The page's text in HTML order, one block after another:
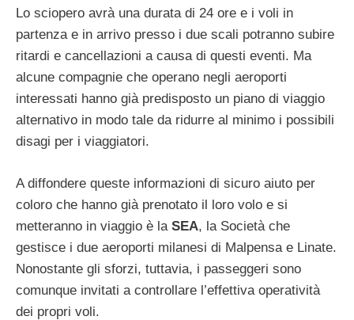
Lo sciopero avrà una durata di 24 ore e i voli in
partenza e in arrivo presso i due scali potranno subire
ritardi e cancellazioni a causa di questi eventi. Ma
alcune compagnie che operano negli aeroporti
interessati hanno già predisposto un piano di viaggio
alternativo in modo tale da ridurre al minimo i possibili
disagi per i viaggiatori.
A diffondere queste informazioni di sicuro aiuto per
coloro che hanno già prenotato il loro volo e si
metteranno in viaggio è la SEA, la Società che
gestisce i due aeroporti milanesi di Malpensa e Linate.
Nonostante gli sforzi, tuttavia, i passeggeri sono
comunque invitati a controllare l’effettiva operatività
dei propri voli.